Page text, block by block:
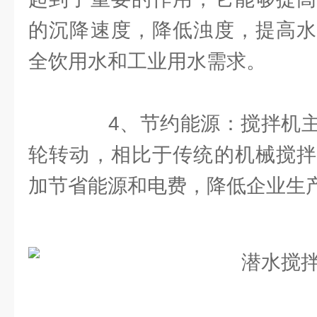
的沉降速度，降低浊度，提高
全饮用水和工业用水需求。
4、节约能源：搅拌机主
轮转动，相比于传统的机械搅
加节省能源和电费，降低企业生